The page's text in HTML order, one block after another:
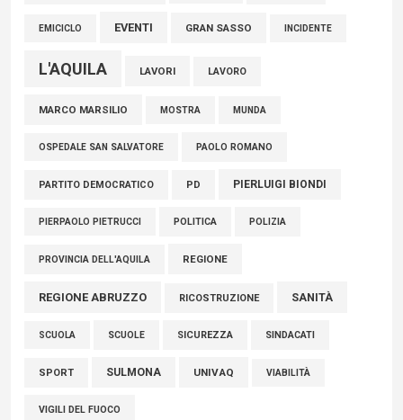
EMICICLO EVENTI GRAN SASSO INCIDENTE
L'AQUILA LAVORI LAVORO
MARCO MARSILIO MOSTRA MUNDA
OSPEDALE SAN SALVATORE PAOLO ROMANO
PARTITO DEMOCRATICO PD PIERLUIGI BIONDI
PIERPAOLO PIETRUCCI POLITICA POLIZIA
PROVINCIA DELL'AQUILA REGIONE
REGIONE ABRUZZO RICOSTRUZIONE SANITÀ
SCUOLA SCUOLE SICUREZZA SINDACATI
SPORT SULMONA UNIVAQ VIABILITÀ
VIGILI DEL FUOCO